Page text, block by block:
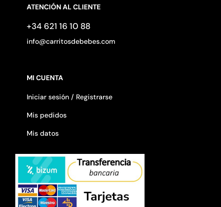
ATENCIÓN AL CLIENTE
+34 621 16 10 88
info@carritosdebebes.com
MI CUENTA
Iniciar sesión / Registrarse
Mis pedidos
Mis datos